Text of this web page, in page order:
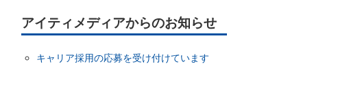
アイティメディアからのお知らせ
キャリア採用の応募を受け付けています